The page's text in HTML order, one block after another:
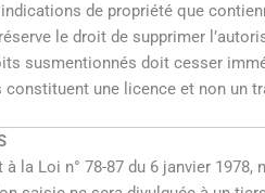
de propriété que
le droit de supprimer
susmentionnés doit cesser
une licence et non un
la Loi n° 78-87 du 6 janvier